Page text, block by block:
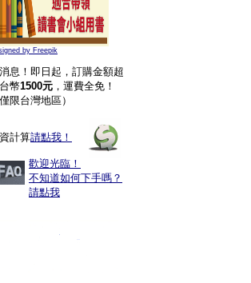
by Freepik
息！即日起，訂購金額超
幣1500元 ，運費全免！
僅限台灣地區）
計算請點我！
歡迎光臨！
不知道如何下手嗎？
請點我